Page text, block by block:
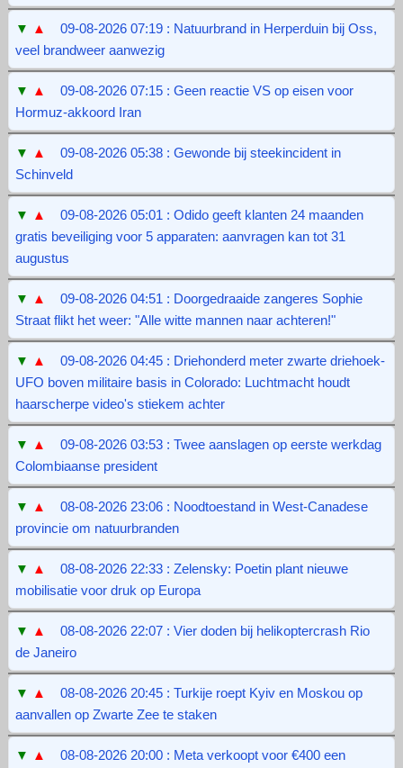
▼ ▲
09-08-2026 07:19 : Natuurbrand in Herperduin bij Oss,
veel brandweer aanwezig
▼ ▲
09-08-2026 07:15 : Geen reactie VS op eisen voor
Hormuz-akkoord Iran
▼ ▲
09-08-2026 05:38 : Gewonde bij steekincident in
Schinveld
▼ ▲
09-08-2026 05:01 : Odido geeft klanten 24 maanden
gratis beveiliging voor 5 apparaten: aanvragen kan tot 31
augustus
▼ ▲
09-08-2026 04:51 : Doorgedraaide zangeres Sophie
Straat flikt het weer: "Alle witte mannen naar achteren!"
▼ ▲
09-08-2026 04:45 : Driehonderd meter zwarte driehoek-
UFO boven militaire basis in Colorado: Luchtmacht houdt
haarscherpe video's stiekem achter
▼ ▲
09-08-2026 03:53 : Twee aanslagen op eerste werkdag
Colombiaanse president
▼ ▲
08-08-2026 23:06 : Noodtoestand in West-Canadese
provincie om natuurbranden
▼ ▲
08-08-2026 22:33 : Zelensky: Poetin plant nieuwe
mobilisatie voor druk op Europa
▼ ▲
08-08-2026 22:07 : Vier doden bij helikoptercrash Rio
de Janeiro
▼ ▲
08-08-2026 20:45 : Turkije roept Kyiv en Moskou op
aanvallen op Zwarte Zee te staken
▼ ▲ 08-08-2026 20:00 : Meta verkoopt voor €400 een